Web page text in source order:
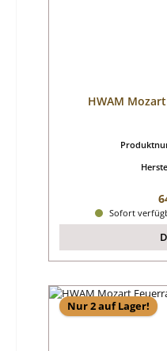
HWAM
Sofort
Nur 2 auf Lager!